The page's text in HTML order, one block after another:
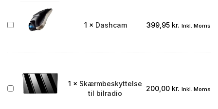
Dashcam 1 × Dashcam 399,95 kr. Inkl. Moms
Skærmbeskyttelse
1 × Skærmbeskyttelse
til bilradio
200,00 kr. Inkl. Moms